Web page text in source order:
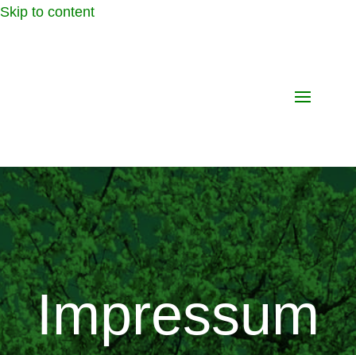
Skip to content
Impressum